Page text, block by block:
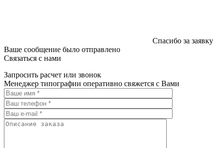
Спасибо за заявку
Ваше сообщение было отправлено
Связаться с нами
Запросить расчет или звонок
Менеджер типографии оперативно свяжется с Вами